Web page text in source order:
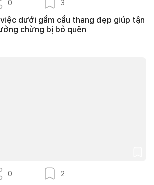
0 3
dưới gầm cầu thang đẹp giúp tận
chừng bị bỏ quên
0 2